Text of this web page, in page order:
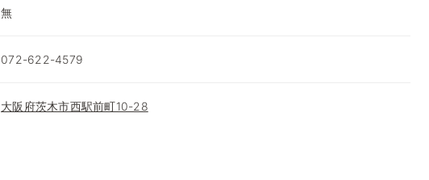
無
072-622-4579
大阪府茨木市西駅前町10-28